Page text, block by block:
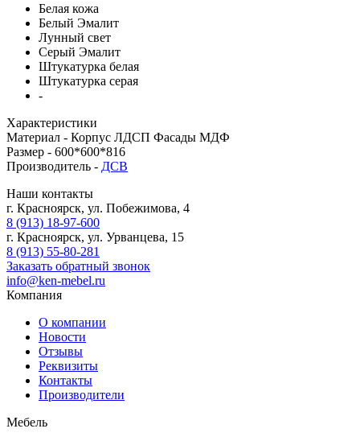
Белая кожа
Белый Эмалит
Лунный свет
Серый Эмалит
Штукатурка белая
Штукатурка серая
-
Характеристики
Материал - Корпус ЛДСП Фасады МДФ
Размер - 600*600*816
Производитель - ДСВ
Наши контакты
г. Красноярск, ул. Побежимова, 4
8 (913) 18-97-600
г. Красноярск, ул. Урванцева, 15
8 (913) 55-80-281
Заказать обратный звонок
info@ken-mebel.ru
Компания
О компании
Новости
Отзывы
Реквизиты
Контакты
Производители
Мебель